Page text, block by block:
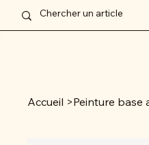
Accueil >Peinture base